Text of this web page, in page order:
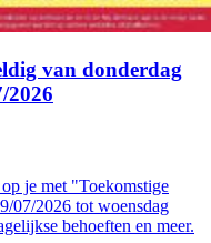
van donderdag
2026
je met "Toekomstige
07/2026 tot woensdag
behoeften en meer.